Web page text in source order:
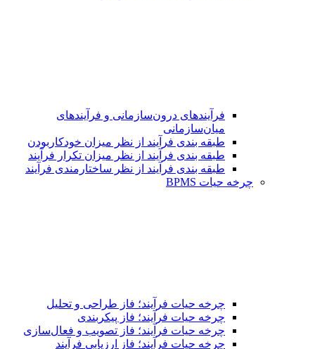
فرآیندهای درون‌سازمانی و فرآیندهای
میان‌سازمانی
طبقه بندی فرآیند از نظر میزان خودکاربودن
طبقه بندی فرآیند از نظر میزان تکرار فرآیند
طبقه بندی فرآیند از نظر ساختارمندی فرآیند
چرخه حیات BPMS
چرخه حیات فرآیند؛ فاز طراحی و تحلیل
چرخه حیات فرآیند؛ فاز پیکربندی
چرخه حیات فرآیند؛ فاز تصویب و فعال‌سازی
چرخه حیات فرآیند؛ فاز ارزیابی فرآیند